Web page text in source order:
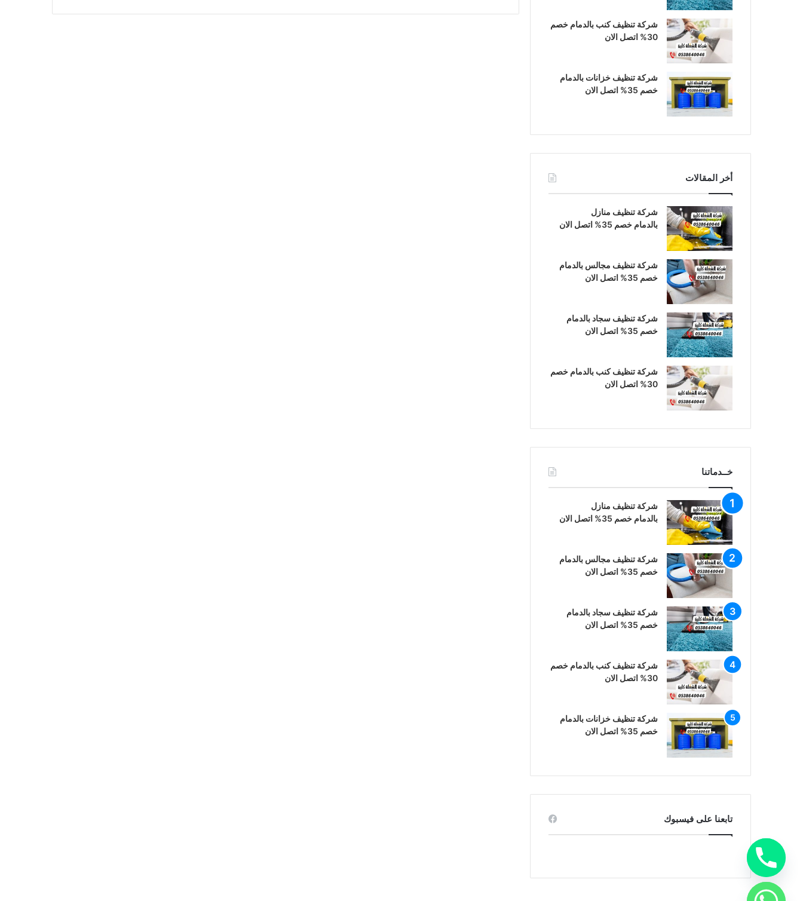
شركة تنظيف كنب بالدمام خصم
30% اتصل الان
شركة تنظيف خزانات بالدمام
خصم 35% اتصل الان
أخر المقالات
شركة تنظيف منازل
بالدمام خصم 35% اتصل الان
شركة تنظيف مجالس بالدمام
خصم 35% اتصل الان
شركة تنظيف سجاد بالدمام
خصم 35% اتصل الان
شركة تنظيف كنب بالدمام خصم
30% اتصل الان
خــدماتنا
شركة تنظيف منازل
بالدمام خصم 35% اتصل الان
شركة تنظيف مجالس بالدمام
خصم 35% اتصل الان
شركة تنظيف سجاد بالدمام
خصم 35% اتصل الان
شركة تنظيف كنب بالدمام خصم
30% اتصل الان
شركة تنظيف خزانات بالدمام
خصم 35% اتصل الان
تابعنا على فيسبوك